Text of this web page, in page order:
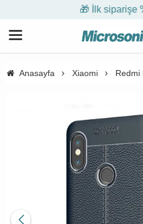
🎁 İlk siparişe
Anasayfa Xiaomi Redmi